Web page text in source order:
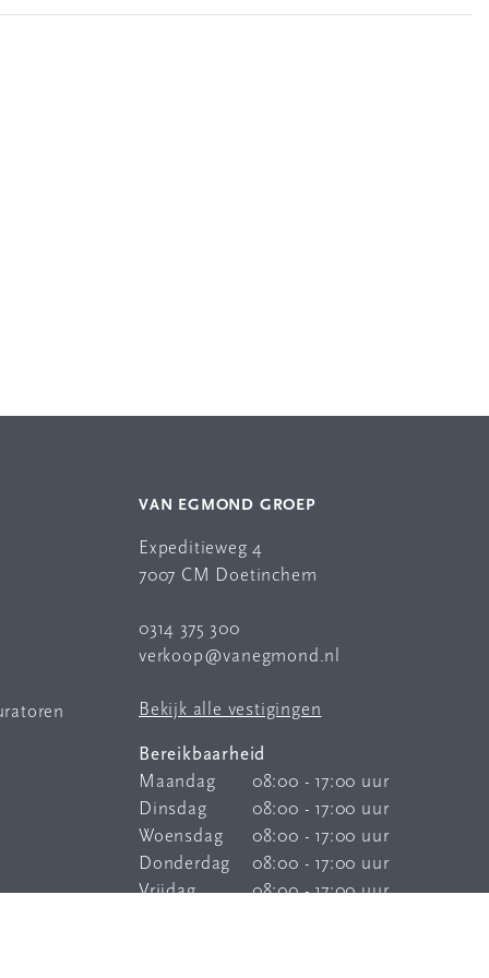
VAN EGMOND GROEP
Expeditieweg 4
7007 CM Doetinchem
0314 375 300
verkoop@vanegmond.nl
Bekijk alle vestigingen
Bereikbaarheid
Maandag
08:00 - 17:00 uur
Dinsdag
08:00 - 17:00 uur
Woensdag
08:00 - 17:00 uur
Donderdag
08:00 - 17:00 uur
Vrijdag
08:00 - 17:00 uur